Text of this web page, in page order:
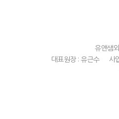
유앤샘
대표원장 : 유근수
사